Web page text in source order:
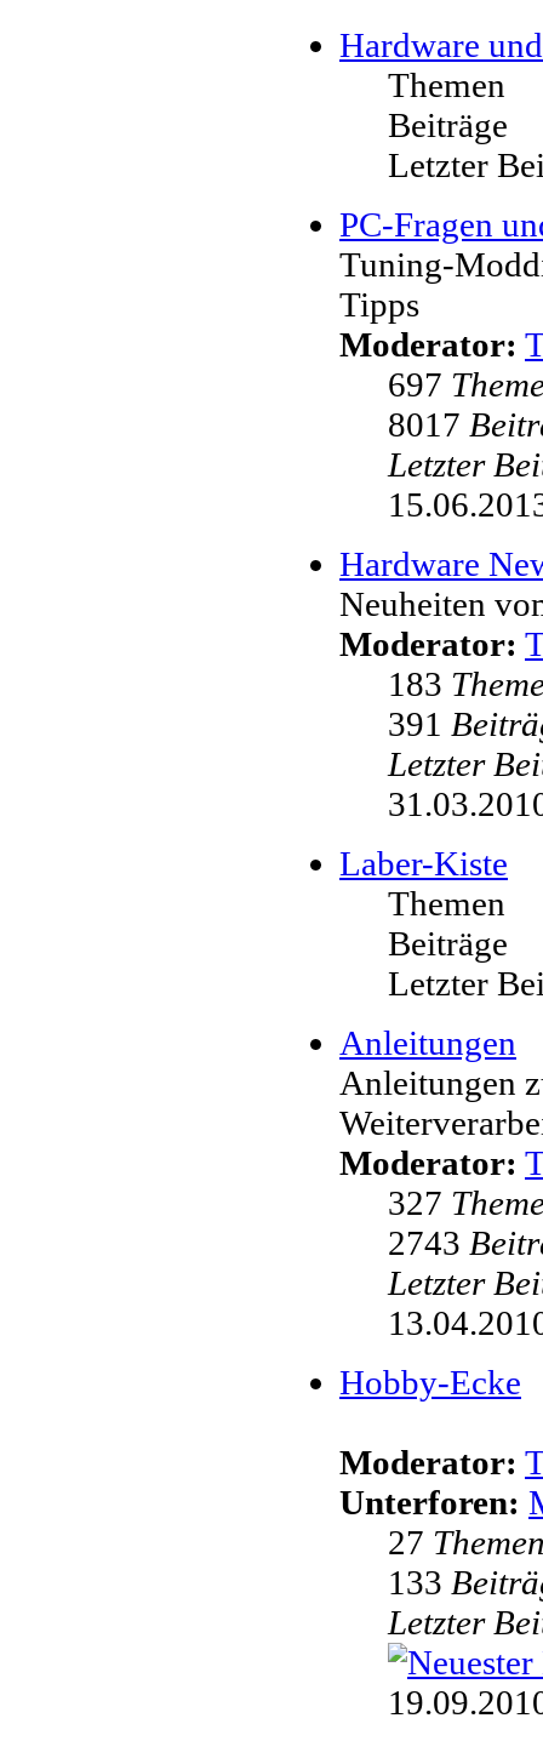
Hardware
Themen
Beiträge
Letzter
PC-Fragen
Tuning-
Tipps
Moderator:
697
8017
Letzter
Hardware
Neuheiten
Moderator:
183
391
Letzter
Laber-Kiste
Themen
Beiträge
Letzter
Anleitungen
Anleitungen
Moderator:
327
2743
Letzter
Hobby-Ecke
Moderator:
Unterforen:
27
133
Letzter